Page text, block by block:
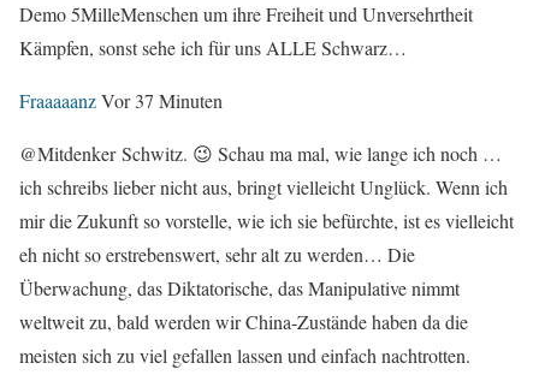
Demo 5MilleMenschen um ihre Freiheit und Unversehrtheit
Kämpfen, sonst sehe ich für uns ALLE Schwarz…
FraaaaanzVor 37 Minuten
@Mitdenker Schwitz. 😉 Schau ma mal, wie lange ich noch …
ich schreibs lieber nicht aus, bringt vielleicht Unglück. Wenn ich
mir die Zukunft so vorstelle, wie ich sie befürchte, ist es vielleicht
eh nicht so erstrebenswert, sehr alt zu werden… Die
Überwachung, das Diktatorische, das Manipulative nimmt
weltweit zu, bald werden wir China-Zustände haben da die
meisten sich zu viel gefallen lassen und einfach nachtrotten.